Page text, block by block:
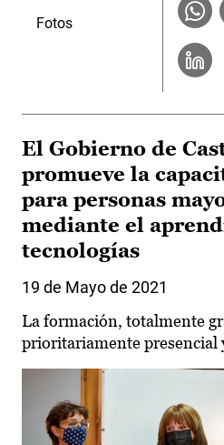
Fotos
El Gobierno de
promueve la
para personas
mediante el
tecnologías
19 de Mayo de 2021
La formación, totalmente
prioritariamente presencial